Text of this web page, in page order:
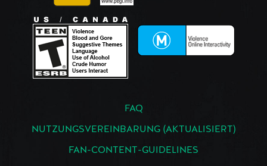
FAQ
NUTZUNGSVEREINBARUNG (AKTUALISIERT)
FAN-CONTENT-GUIDELINES